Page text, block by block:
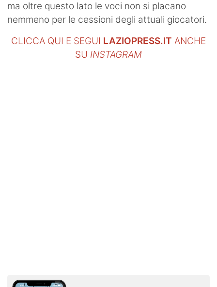
ma oltre questo lato le voci non si placano
nemmeno per le cessioni degli attuali giocatori.
CLICCA QUI E SEGUI LAZIOPRESS.IT ANCHE
SU INSTAGRAM